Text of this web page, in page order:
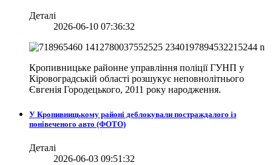
Деталі
2026-06-10 07:36:32
Кропивницьке районне управління поліції ГУНП у
Кіровоградській області розшукує неповнолітнього
Євгенія Городецького, 2011 року народження.
У Кропивницькому районі деблокували постраждалого із
понівеченого авто (ФОТО)
Деталі
2026-06-03 09:51:32